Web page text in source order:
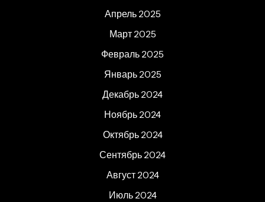
Апрель 2025
Март 2025
Февраль 2025
Январь 2025
Декабрь 2024
Ноябрь 2024
Октябрь 2024
Сентябрь 2024
Август 2024
Июль 2024